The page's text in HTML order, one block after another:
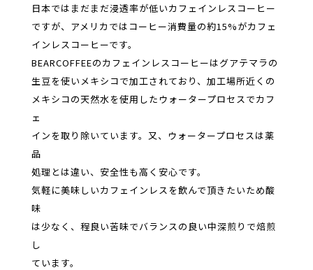
日本ではまだまだ浸透率が低いカフェインレスコーヒー
ですが、アメリカではコーヒー消費量の約15%がカフェ
インレスコーヒーです。
BEARCOFFEEのカフェインレスコーヒーはグアテマラの
生豆を使いメキシコで加工されており、加工場所近くの
メキシコの天然水を使用したウォータープロセスでカフ
ェ
インを取り除いています。又、ウォータープロセスは薬
品
処理とは違い、安全性も高く安心です。
気軽に美味しいカフェインレスを飲んで頂きたいため酸
味
は少なく、程良い苦味でバランスの良い中深煎りで焙煎
し
ています。